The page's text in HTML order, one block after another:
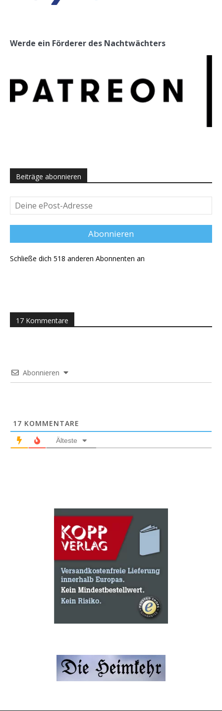
Werde ein Förderer des Nachtwächters
Beiträge abonnieren
Deine
ePost-
Adresse
Abonnieren
Schließe dich 518 anderen Abonnenten an
17 Kommentare
Abonnieren
17 KOMMENTARE
Älteste